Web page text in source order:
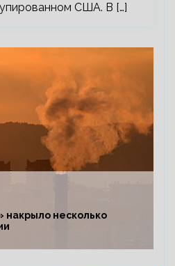
США. В […]
накрыло несколько